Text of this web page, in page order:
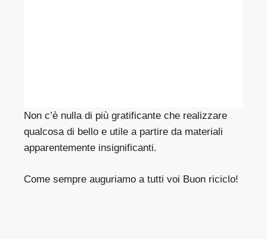
Non c’è nulla di più gratificante che realizzare
qualcosa di bello e utile a partire da materiali
apparentemente insignificanti.
Come sempre auguriamo a tutti voi Buon riciclo!